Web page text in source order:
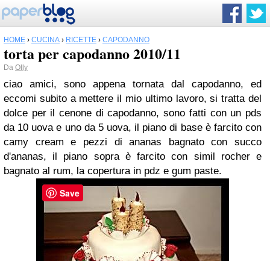
HOME › CUCINA › RICETTE › CAPODANNO
torta per capodanno 2010/11
Da Olly
ciao amici, sono appena tornata dal capodanno, ed
eccomi subito a mettere il mio ultimo lavoro, si tratta del
dolce per il cenone di capodanno, sono fatti con un pds
da 10 uova e uno da 5 uova, il piano di base è farcito con
camy cream e pezzi di ananas bagnato con succo
d'ananas, il piano sopra è farcito con simil rocher e
bagnato al rum, la copertura in pdz e gum paste.
Save